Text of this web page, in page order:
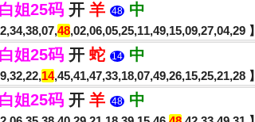
白姐25码开 羊 48 中
48,02,06,05,25,11,49,15,09,27,04,29 】
白姐25码开 蛇 14 中
14,45,41,47,33,18,07,49,26,15,25,21,28 】
白姐25码开 羊 48 中